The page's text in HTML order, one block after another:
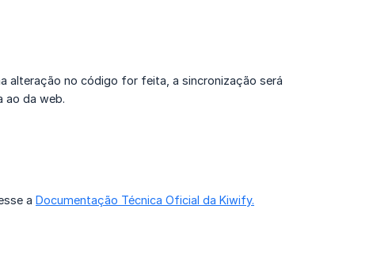
alteração no código for feita, a sincronização será
ao da web.
a Documentação Técnica Oficial da Kiwify.